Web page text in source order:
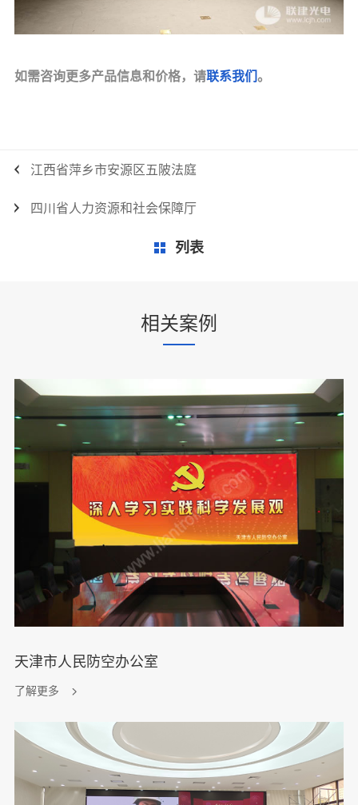
如需咨询更多产品信息和价格，请联系我们 。
江西省萍乡市安源区五陂法庭
四川省人力资源和社会保障厅
列表
相关案例
天津市人民防空办公室
了解更多